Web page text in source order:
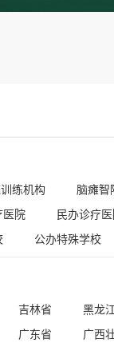
练机构 脑瘫智
医院 民办诊疗
公办特殊学校
吉林省 黑龙
广东省 广西